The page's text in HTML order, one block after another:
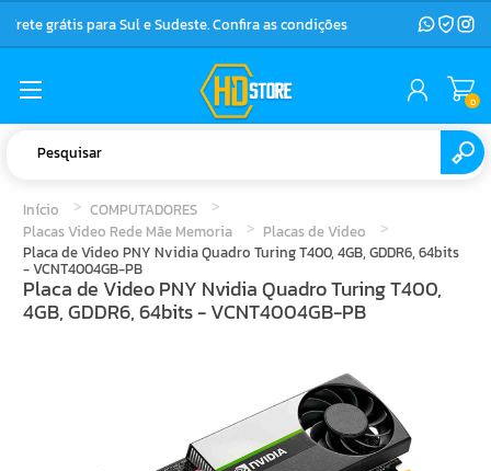
Frete grátis para Sul e Sudeste. Confira as condições
0
Início
COMPUTADORES
Placas Video Rede Mãe Memoria
Placas de Video
Placa de Video PNY Nvidia Quadro Turing T400, 4GB, GDDR6, 64bits
- VCNT4004GB-PB
Placa de Video PNY Nvidia Quadro Turing T400,
4GB, GDDR6, 64bits - VCNT4004GB-PB